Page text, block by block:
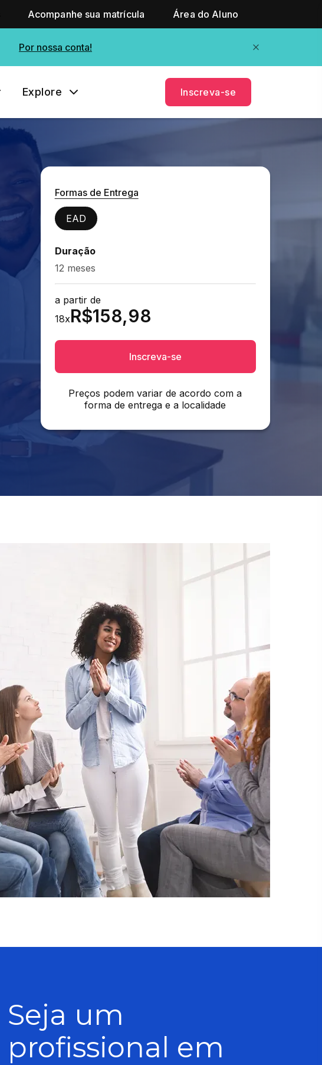
Acompanhe sua matrícula Área do Aluno
Por nossa conta!
Explore Inscreva-se
Formas de Entrega
EAD
Duração
12 meses
a partir de
18xR$158,98
Inscreva-se
Preços podem variar de acordo com a
forma de entrega e a localidade
Seja um
profissional em